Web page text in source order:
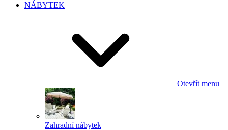
NÁBYTEK
Otevřít menu
Zahradní nábytek